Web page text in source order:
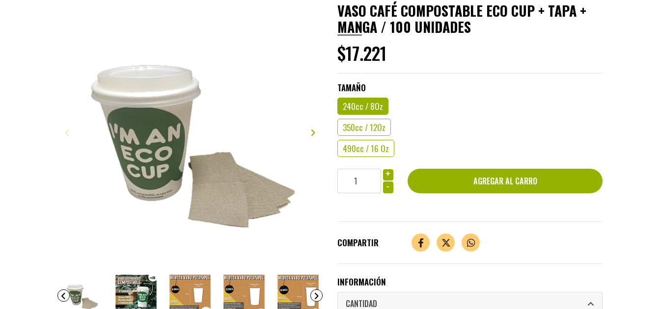
VASO CAFÉ COMPOSTABLE ECO CUP + TAPA +
MANGA / 100 UNIDADES
$17.221
TAMAÑO
240cc / 8Oz
350cc / 12Oz
490cc / 16 Oz
+
-
COMPARTIR
INFORMACIÓN
CANTIDAD